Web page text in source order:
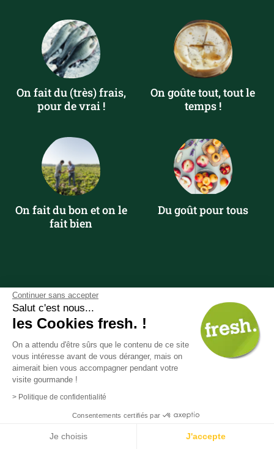
On fait du (très) frais,
pour de vrai !
On goûte tout, tout le
temps !
On fait du bon et on le
fait bien
Du goût pour tous
Accueil>Crèmerie
L'app pour des
Continuer sans accepter
Salut c'est nous...
les Cookies fresh. !
On a attendu d'être sûrs que le contenu de ce site
vous intéresse avant de vous déranger, mais on
aimerait bien vous accompagner pendant votre
visite gourmande !
> Politique de confidentialité
Consentements certifiés par
Je choisis J'accepte